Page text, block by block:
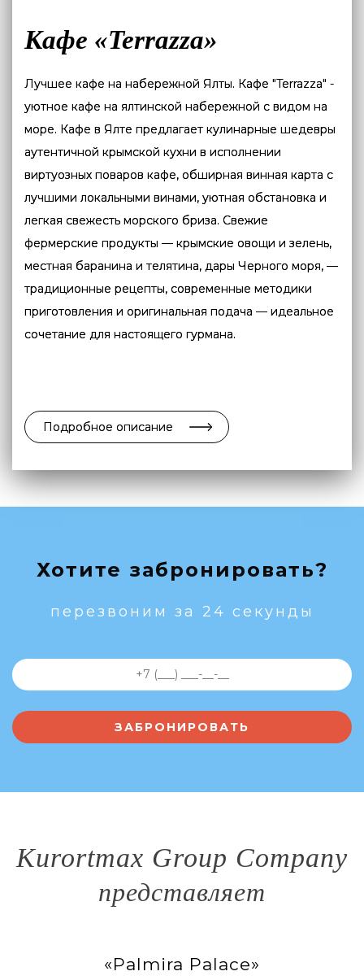
Кафе «Terrazza»
Лучшее кафе на набережной Ялты. Кафе "Terrazza" -
уютное кафе на ялтинской набережной с видом на
море. Кафе в Ялте предлагает кулинарные шедевры
аутентичной крымской кухни в исполнении
виртуозных поваров кафе, обширная винная карта с
лучшими локальными винами, уютная обстановка и
легкая свежесть морского бриза. Свежие
фермерские продукты — крымские овощи и зелень,
местная баранина и телятина, дары Черного моря, —
традиционные рецепты, современные методики
приготовления и оригинальная подача — идеальное
сочетание для настоящего гурмана.
Подробное описание
Хотите забронировать?
перезвоним за 24 секунды
Kurortmax Group Company
представляет
«Palmira Palace»